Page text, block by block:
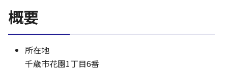
概要
所在地
千歳市花園1丁目6番